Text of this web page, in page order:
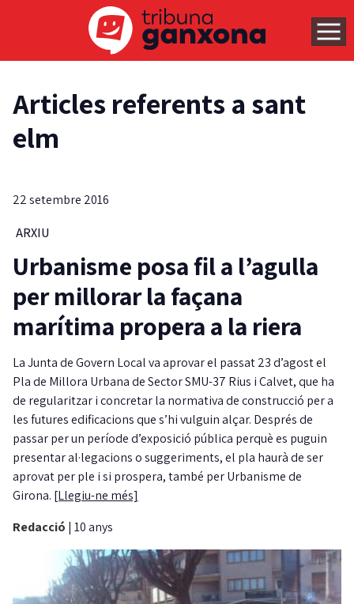
Articles referents a sant
elm
22 setembre 2016
ARXIU
Urbanisme posa fil a l’agulla
per millorar la façana
marítima propera a la riera
La Junta de Govern Local va aprovar el passat 23 d’agost el
Pla de Millora Urbana de Sector SMU-37 Rius i Calvet, que ha
de regularitzar i concretar la normativa de construcció per a
les futures edificacions que s’hi vulguin alçar. Després de
passar per un període d’exposició pública perquè es puguin
presentar al·legacions o suggeriments, el pla haurà de ser
aprovat per ple i si prospera, també per Urbanisme de
Girona. [Llegiu-ne més]
Redacció | 10 anys